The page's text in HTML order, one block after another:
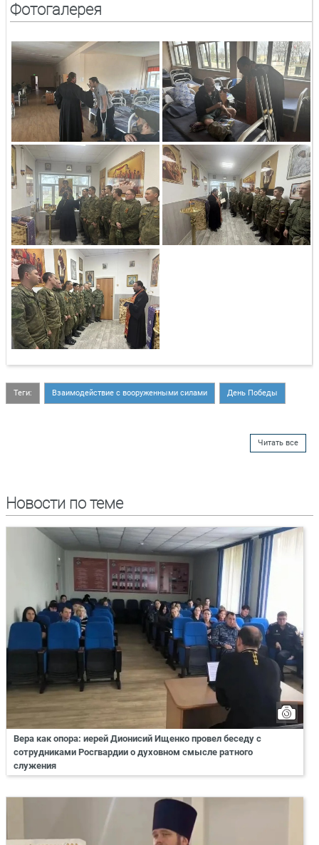
Фотогалерея
Теги: Взаимодействие с вооруженными силами День Победы
Читать все
Новости по теме
Вера как опора: иерей Дионисий Ищенко провел беседу с
сотрудниками Росгвардии о духовном смысле ратного
служения